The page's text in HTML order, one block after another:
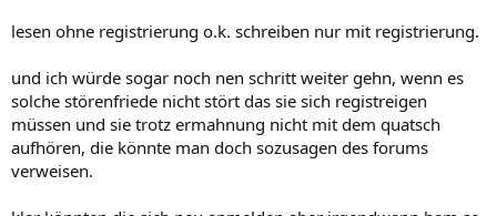
lesen ohne registrierung o.k. schreiben nur mit registrierung.
und ich würde sogar noch nen schritt weiter gehn, wenn es
solche störenfriede nicht stört das sie sich registreigen
müssen und sie trotz ermahnung nicht mit dem quatsch
aufhören, die könnte man doch sozusagen des forums
verweisen.